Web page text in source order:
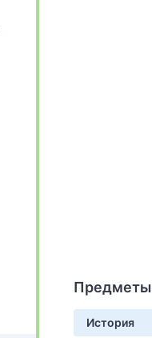
Предметы
История